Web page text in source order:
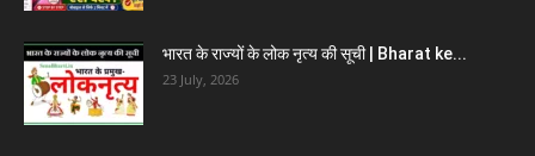
भारत के राज्यों के लोक नृत्य की सूची | Bharat ke...
23 July, 2026